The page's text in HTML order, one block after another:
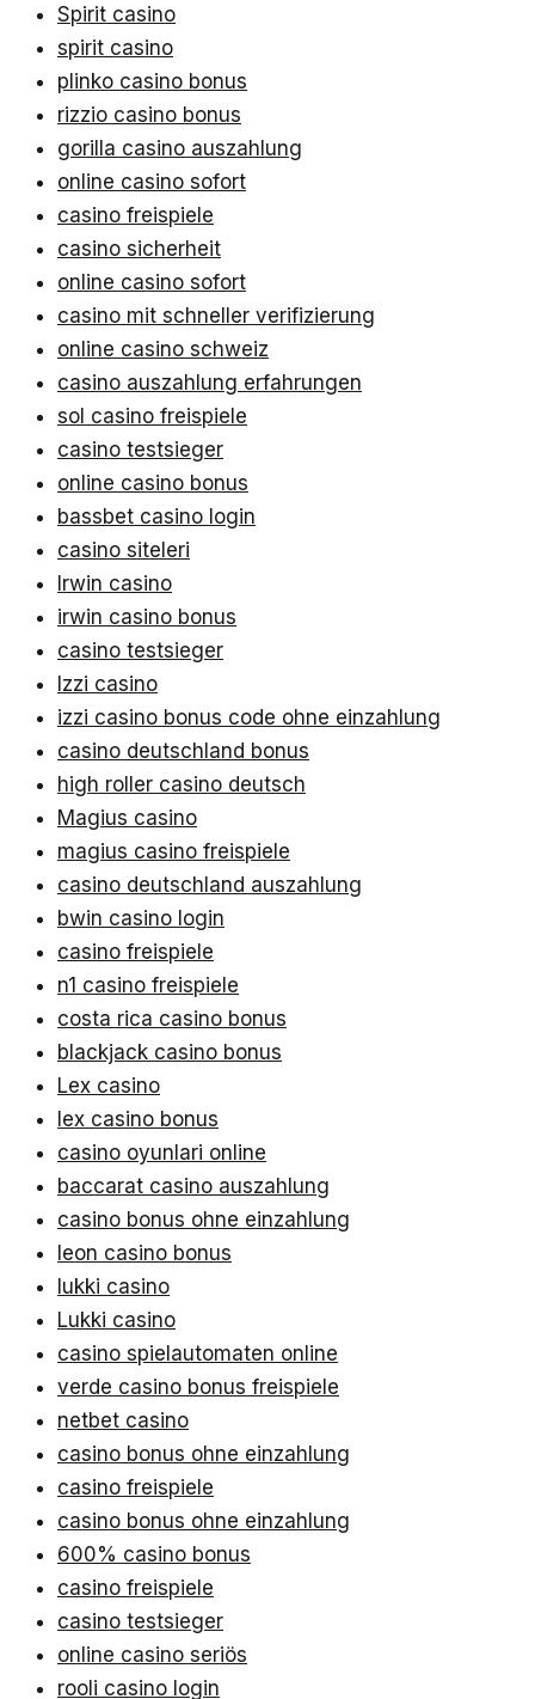
Spirit casino
spirit casino
plinko casino bonus
rizzio casino bonus
gorilla casino auszahlung
online casino sofort
casino freispiele
casino sicherheit
online casino sofort
casino mit schneller verifizierung
online casino schweiz
casino auszahlung erfahrungen
sol casino freispiele
casino testsieger
online casino bonus
bassbet casino login
casino siteleri
Irwin casino
irwin casino bonus
casino testsieger
Izzi casino
izzi casino bonus code ohne einzahlung
casino deutschland bonus
high roller casino deutsch
Magius casino
magius casino freispiele
casino deutschland auszahlung
bwin casino login
casino freispiele
n1 casino freispiele
costa rica casino bonus
blackjack casino bonus
Lex casino
lex casino bonus
casino oyunlari online
baccarat casino auszahlung
casino bonus ohne einzahlung
leon casino bonus
lukki casino
Lukki casino
casino spielautomaten online
verde casino bonus freispiele
netbet casino
casino bonus ohne einzahlung
casino freispiele
casino bonus ohne einzahlung
600% casino bonus
casino freispiele
casino testsieger
online casino seriös
rooli casino login